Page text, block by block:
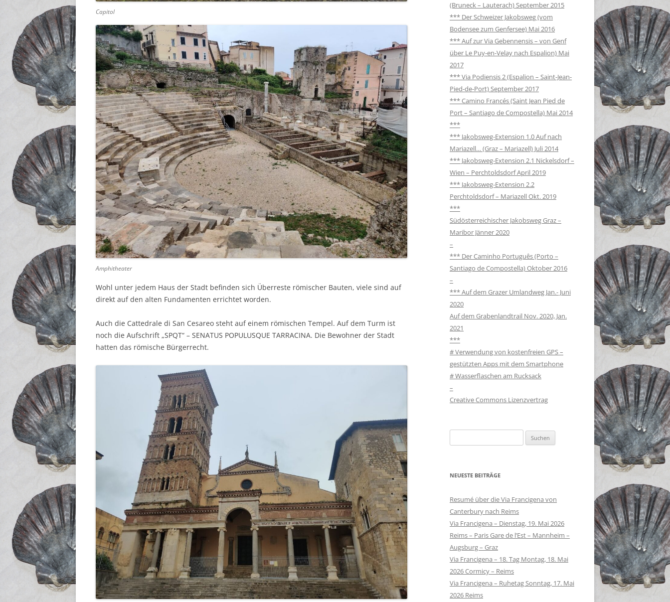
Capitol
Amphitheater
Wohl unter jedem Haus der Stadt befinden sich Überreste römischer Bauten, viele sind auf
direkt auf den alten Fundamenten errichtet worden.
Auch die Cattedrale di San Cesareo steht auf einem römischen Tempel. Auf dem Turm ist
noch die Aufschrift „SPQT“ – SENATUS POPULUSQUE TARRACINA. Die Bewohner der Stadt
hatten das römische Bürgerrecht.
(Bruneck – Lauterach) September 2015
*** Der Schweizer Jakobsweg (vom
Bodensee zum Genfersee) Mai 2016
*** Auf zur Via Gebennensis – von Genf
über Le Puy-en-Velay nach Espalion) Mai
2017
*** Via Podiensis 2 (Espalion – Saint-Jean-
Pied-de-Port) September 2017
*** Camino Francés (Saint Jean Pied de
Port – Santiago de Compostella) Mai 2014
***
*** Jakobsweg-Extension 1.0 Auf nach
Mariazell… (Graz – Mariazell) Juli 2014
*** Jakobsweg-Extension 2.1 Nickelsdorf –
Wien – Perchtoldsdorf April 2019
*** Jakobsweg-Extension 2.2
Perchtoldsdorf – Mariazell Okt. 2019
***
Südösterreichischer Jakobsweg Graz –
Maribor Jänner 2020
–
*** Der Caminho Português (Porto –
Santiago de Compostella) Oktober 2016
–
*** Auf dem Grazer Umlandweg Jan.- Juni
2020
Auf dem Grabenlandtrail Nov. 2020, Jan.
2021
***
# Verwendung von kostenfreien GPS –
gestützten Apps mit dem Smartphone
# Wasserflaschen am Rucksack
–
Creative Commons Lizenzvertrag
nach:
NEUESTE BEITRÄGE
Resumé über die Via Francigena von
Canterbury nach Reims
Via Francigena – Dienstag, 19. Mai 2026
Reims – Paris Gare de l’Est – Mannheim –
Augsburg – Graz
Via Francigena – 18. Tag Montag, 18. Mai
2026 Cormicy – Reims
Via Francigena – Ruhetag Sonntag, 17. Mai
2026 Reims